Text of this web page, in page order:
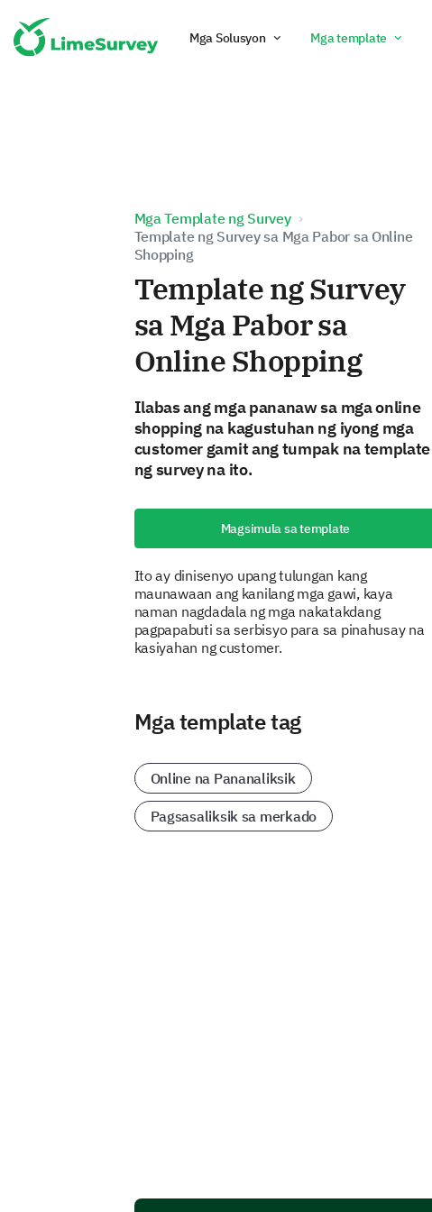
Mga Solusyon Mga template
Mga Template ng Survey
Template ng Survey sa Mga Pabor sa Online
Shopping
Template ng Survey
sa Mga Pabor sa
Online Shopping
Ilabas ang mga pananaw sa mga online
shopping na kagustuhan ng iyong mga
customer gamit ang tumpak na template
ng survey na ito.
Magsimula sa template
Ito ay dinisenyo upang tulungan kang
maunawaan ang kanilang mga gawi, kaya
naman nagdadala ng mga nakatakdang
pagpapabuti sa serbisyo para sa pinahusay na
kasiyahan ng customer.
Mga template tag
Online na Pananaliksik
Pagsasaliksik sa merkado